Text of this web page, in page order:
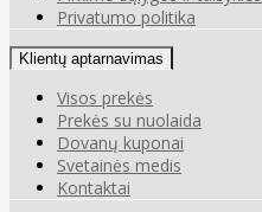
Privatumo politika
Klientų aptarnavimas
Visos prekės
Prekės su nuolaida
Dovanų kuponai
Svetainės medis
Kontaktai